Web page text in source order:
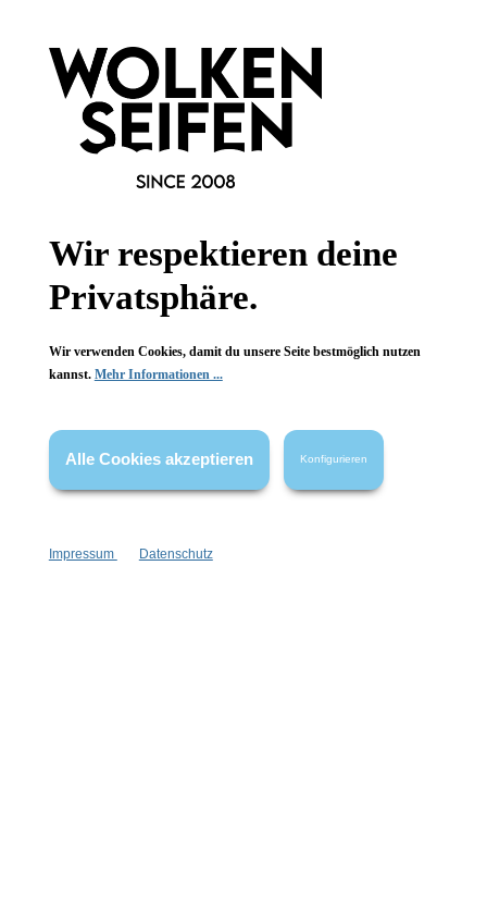
Informationen
Gesetzliche Informationen
Wissenswertes
Vertrag widerrufen
wenn nicht anders angegeben.
Wir respektieren deine
Privatsphäre.
Wir verwenden Cookies, damit du unsere Seite bestmöglich nutzen
kannst. Mehr Informationen ...
Alle Cookies akzeptieren Konfigurieren
Impressum Datenschutz